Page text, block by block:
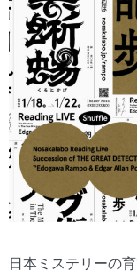
日本ミステリーの